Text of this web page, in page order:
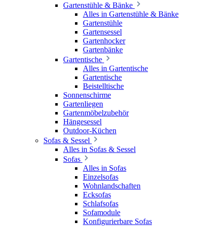
Gartenstühle & Bänke
Alles in Gartenstühle & Bänke
Gartenstühle
Gartensessel
Gartenhocker
Gartenbänke
Gartentische
Alles in Gartentische
Gartentische
Beistelltische
Sonnenschirme
Gartenliegen
Gartenmöbelzubehör
Hängesessel
Outdoor-Küchen
Sofas & Sessel
Alles in Sofas & Sessel
Sofas
Alles in Sofas
Einzelsofas
Wohnlandschaften
Ecksofas
Schlafsofas
Sofamodule
Konfigurierbare Sofas